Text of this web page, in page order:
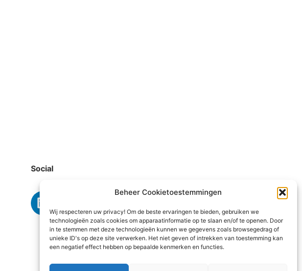
Beheer Cookietoestemmingen
Wij respecteren uw privacy! Om de beste ervaringen te bieden, gebruiken we
technologieën zoals cookies om apparaatinformatie op te slaan en/of te openen. Door
in te stemmen met deze technologieën kunnen we gegevens zoals browsegedrag of
unieke ID's op deze site verwerken. Het niet geven of intrekken van toestemming kan
een negatief effect hebben op bepaalde kenmerken en functies.
Social